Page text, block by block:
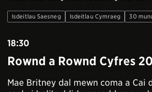
Isdeitlau Saesneg Isdeitlau Cymraeg 30
18:30
Rownd a Rownd Cyfres
Mae Britney dal mewn coma a Cai